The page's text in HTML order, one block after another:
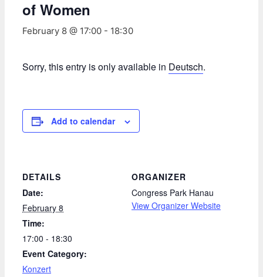
of Women
February 8 @ 17:00 - 18:30
Sorry, this entry is only available in Deutsch.
Add to calendar
DETAILS
Date:
February 8
Time:
17:00 - 18:30
Event Category:
Konzert
ORGANIZER
Congress Park Hanau
View Organizer Website